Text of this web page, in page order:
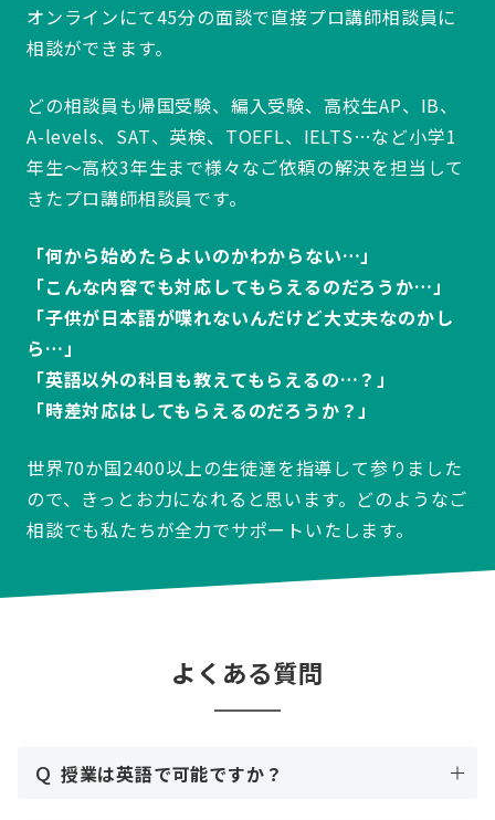
オンラインにて45分の面談で直接プロ講師相談員に
相談ができます。
どの相談員も帰国受験、編入受験、高校生AP、IB、
A-levels、SAT、英検、TOEFL、IELTS…など小学1
年生～高校3年生まで様々なご依頼の解決を担当して
きたプロ講師相談員です。
「何から始めたらよいのかわからない…」
「こんな内容でも対応してもらえるのだろうか…」
「子供が日本語が喋れないんだけど大丈夫なのかし
ら…」
「英語以外の科目も教えてもらえるの…？」
「時差対応はしてもらえるのだろうか？」
世界70か国2400以上の生徒達を指導して参りました
ので、きっとお力になれると思います。どのようなご
相談でも私たちが全力でサポートいたします。
よくある質問
Q 授業は英語で可能ですか？